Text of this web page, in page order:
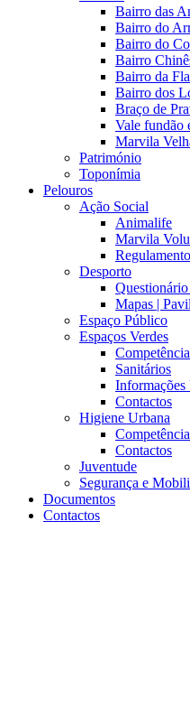
Bairro das
Bairro do
Bairro do
Bairro
Bairro da
Bairro dos
Braço de
Vale fundão
Marvila
Património
Toponímia
Pelouros
Ação Social
Animalife
Marvila
Desporto
Mapas |
Espaço Público
Espaços Verdes
Sanitários
Informações
Contactos
Higiene Urbana
Contactos
Juventude
Segurança e
Documentos
Contactos